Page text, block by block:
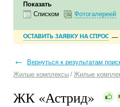
Показать
Списком
Фотогалереей
ОСТАВИТЬ ЗАЯВКУ НА СПРОС —
←
Вернуться к результатам
Жилые комплексы / Жилые
ЖК «Астрид»